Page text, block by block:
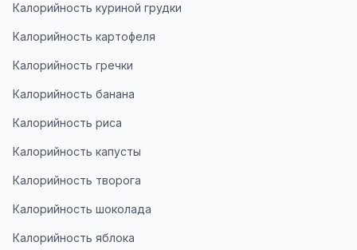
Калорийность куриной грудки
Калорийность картофеля
Калорийность гречки
Калорийность банана
Калорийность риса
Калорийность капусты
Калорийность творога
Калорийность шоколада
Калорийность яблока